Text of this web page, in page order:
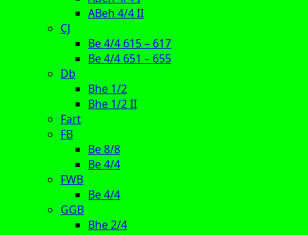
ABeh 4/4 II
CJ
Be 4/4 615 – 617
Be 4/4 651 – 655
Db
Bhe 1/2
Bhe 1/2 II
Fart
FB
Be 8/8
Be 4/4
FWB
Be 4/4
GGB
Bhe 2/4